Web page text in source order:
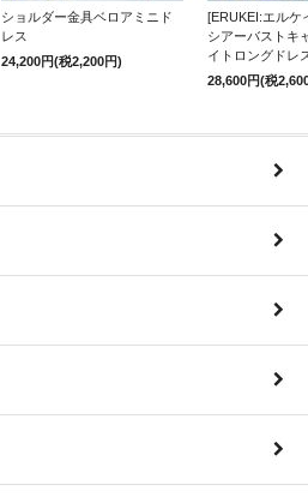
ショルダー金具ベロアミニド
レス
24,200円(税2,200円)
[ERUKEI:エルケ
シアーバストキ
イトロングドレ
28,600円(税